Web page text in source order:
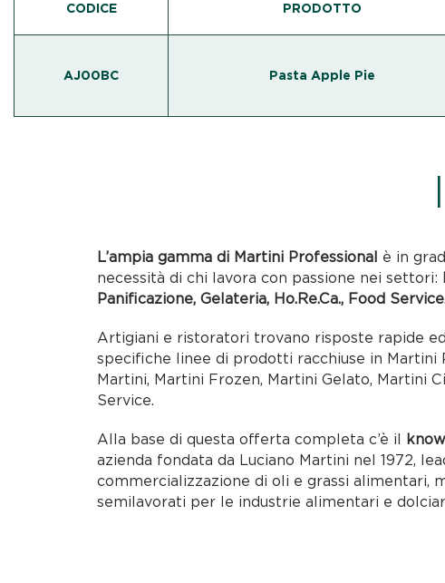
CODICE PRODOTTO
AJ00BC Pasta Apple Pie
L’ampia gamma di Martini Professional è in
necessità di chi lavora con passione nei settori:
Panificazione, Gelateria, Ho.Re.Ca., Food Service.
Artigiani e ristoratori trovano risposte rapide
specifiche linee di prodotti racchiuse in Martini
Martini, Martini Frozen, Martini Gelato, Martini
Service.
Alla base di questa offerta completa c’è il
azienda fondata da Luciano Martini nel 1972,
commercializzazione di oli e grassi alimentari,
semilavorati per le industrie alimentari e